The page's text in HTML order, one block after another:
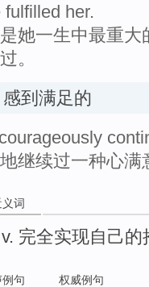
her.
她一生中最重
。
感到满足的
继续过一种心满
词
v. 完全实现自己的
例句 权威例句